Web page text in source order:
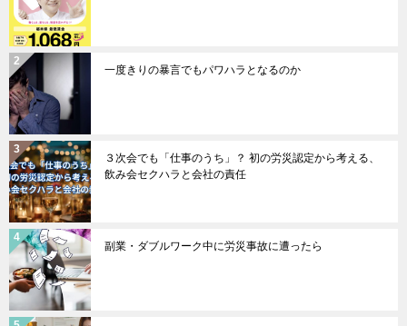
一度きりの暴言でもパワハラとなるのか
３次会でも「仕事のうち」？ 初の労災認定から考える、
飲み会セクハラと会社の責任
副業・ダブルワーク中に労災事故に遭ったら